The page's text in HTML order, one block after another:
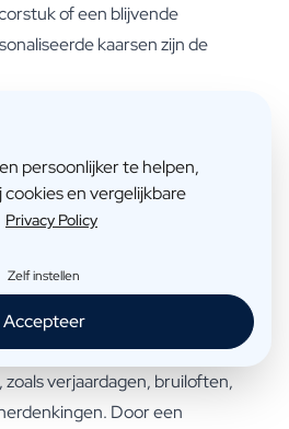
of een blijvende
kaarsen zijn de
kaars
is een gepersonaliseerde
vervaardigd uitbiologische was
is, alle ingrediënten komen
de was bijna
gelegenheid
zijn geschikt voor een breed
verjaardagen, bruiloften,
Door een
persoonlijker te helpen,
cookies en vergelijkbare
Privacy Policy
Zelf instellen
Accepteer